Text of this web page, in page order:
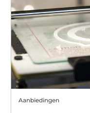
Aanbiedingen